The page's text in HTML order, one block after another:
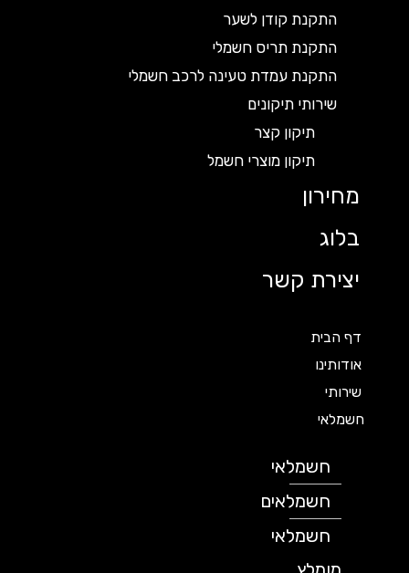
התקנת קודן לשער
התקנת תריס חשמלי
התקנת עמדת טעינה לרכב חשמלי
שירותי תיקונים
תיקון קצר
תיקון מוצרי חשמל
מחירון
בלוג
יצירת קשר
דף הבית
אודותינו
שירותי
חשמלאי
חשמלאי
חשמלאים
חשמלאי